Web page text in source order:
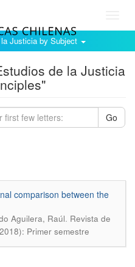
Justicia by Subject
de la Justicia
Go
comparison between the
Aguilera, Raúl. Revista de
Primer semestre